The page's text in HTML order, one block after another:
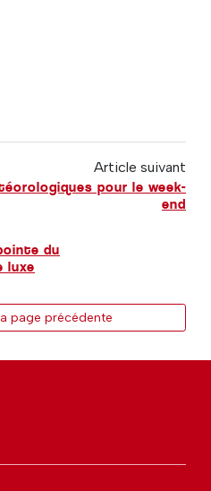
Article suivant
pour le week-
end
du
luxe
page précédente